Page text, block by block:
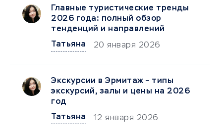
Главные туристические тренды
2026 года: полный обзор
тенденций и направлений
Татьяна
20 января 2026
Экскурсии в Эрмитаж – типы
экскурсий, залы и цены на 2026
год
Татьяна
12 января 2026